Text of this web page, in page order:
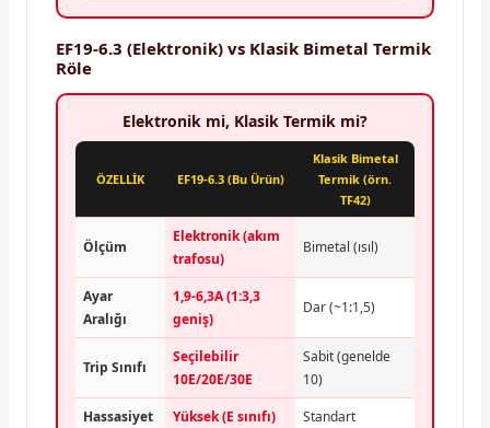
EF19-6.3 (Elektronik) vs Klasik Bimetal Termik
Röle
Elektronik mi, Klasik Termik mi?
ÖZELLİK EF19-6.3 (Bu Ürün)
Klasik Bimetal
Termik (örn.
TF42)
Ölçüm
Elektronik (akım
trafosu)
Bimetal (ısıl)
Ayar
Aralığı
1,9-6,3A (1:3,3
geniş)
Dar (~1:1,5)
Trip Sınıfı
Seçilebilir
10E/20E/30E
Sabit (genelde
10)
Hassasiyet
Yüksek (E sınıfı) Standart